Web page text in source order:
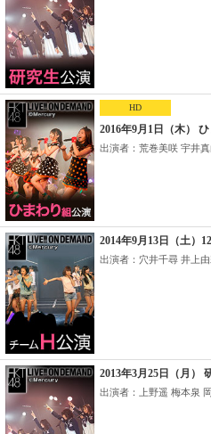
HD
2016年9月1日（木）
出演者：荒巻美咲 宇井真
2014年9月13日（土）
出演者：穴井千尋 井上由
2013年3月25日（月）
出演者：上野遥 梅本泉 岡